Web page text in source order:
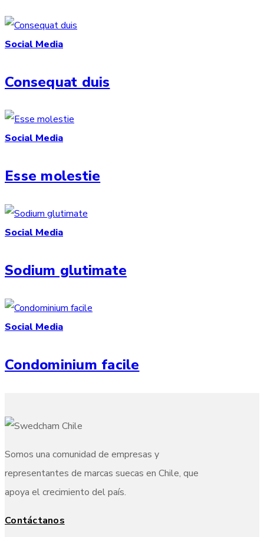
Social Media
Consequat duis
Social Media
Esse molestie
Social Media
Sodium glutimate
Social Media
Condominium facile
Somos una comunidad de empresas y
representantes de marcas suecas en Chile, que
apoya el crecimiento del país.
Contáctanos